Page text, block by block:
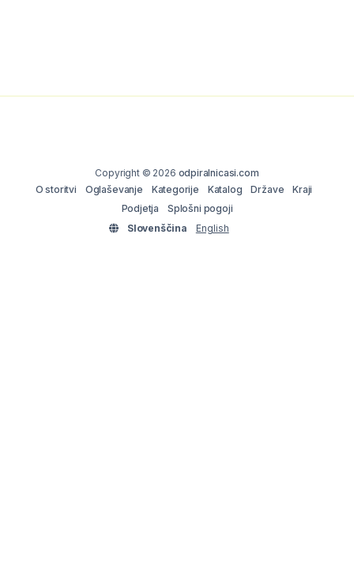
Copyright © 2026 odpiralnicasi.com
O storitvi
Oglaševanje Kategorije Katalog Države
Kraji
Podjetja
Splošni pogoji
Slovenščina
English